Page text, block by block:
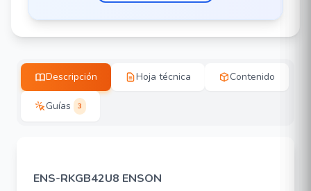
Descripción Hoja técnica Contenido
Guías 3
ENS-RKGB42U8 ENSON